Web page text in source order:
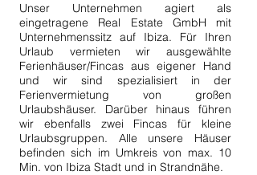
Unser Unternehmen agiert als
eingetragene Real Estate GmbH mit
Unternehmenssitz auf Ibiza. Für Ihren
Urlaub vermieten wir ausgewählte
Ferienhäuser/Fincas aus eigener Hand
und wir sind spezialisiert in der
Ferienvermietung von großen
Urlaubshäuser. Darüber hinaus führen
wir ebenfalls zwei Fincas für kleine
Urlaubsgruppen. Alle unsere Häuser
befinden sich im Umkreis von max. 10
Min. von Ibiza Stadt und in Strandnähe.